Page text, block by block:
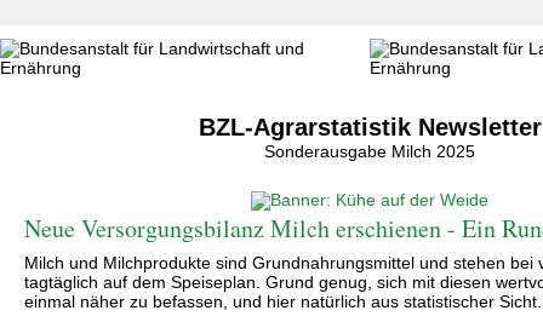
BZL-Agrarstatistik Newsletter
Sonderausgabe Milch 2025
Neue Versorgungsbilanz Milch erschienen - Ein
Milch und Milchprodukte sind Grundnahrungsmittel und stehen bei
tagtäglich auf dem Speiseplan. Grund genug, sich mit diesen
einmal näher zu befassen, und hier natürlich aus statistischer Sicht.